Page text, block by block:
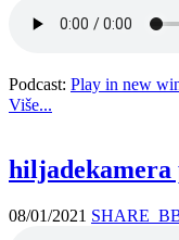
Podcast: Play in new
Više...
hiljadekamera
08/01/2021